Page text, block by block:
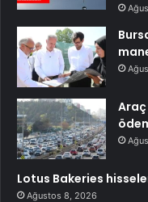
Araç
Lotus Bakeries
Ağustos 8, 2026